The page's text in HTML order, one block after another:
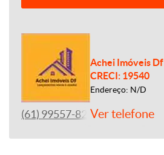
Achei Imóveis Df
CRECI: 19540
Endereço: N/D
(61) 99557-8243Ver telefone